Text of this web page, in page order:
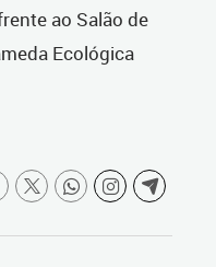
ao Salão de
Ecológica